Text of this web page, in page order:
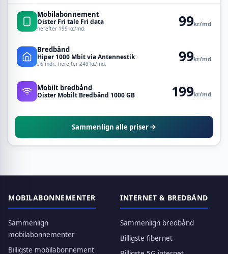
Mobilabonnement
Oister Fri tale Fri data
herefter 199 kr./md. 99kr/md
Bredbånd
Hiper 1000 Mbit via Antennestik
I 6 mdr., herefter 249 kr./md. 99kr/md
Mobilt bredbånd
Oister Mobilt Bredbånd 1000 GB 199kr/md
Sammenlign alle priser
MOBILABONNEMENTER
Sammenlign
mobilabonnementer
Billigste mobilabonnement
INTERNET & BREDBÅND
Sammenlign bredbånd
Billigste fibernet